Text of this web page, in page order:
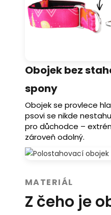
Obojek bez
spony
Obojek se provlece
psovi se nikde
pro důchodce –
zároveň odolný.
MATERIÁL
Z čeho je